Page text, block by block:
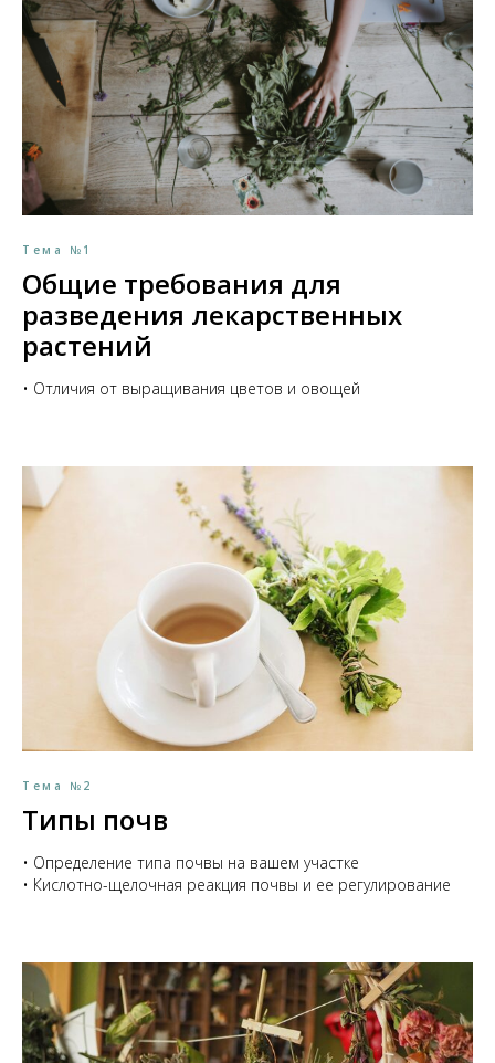
Тема №1
Общие требования для
разведения лекарственных
растений
• Отличия от выращивания цветов и овощей
Тема №2
Типы почв
• Определение типа почвы на вашем участке
• Кислотно-щелочная реакция почвы и ее регулирование